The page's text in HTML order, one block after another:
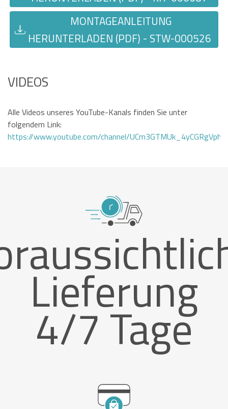
MONTAGEANLEITUNG
HERUNTERLADEN (PDF) - STW-000526
VIDEOS
Alle Videos unseres YouTube-Kanals finden Sie unter
folgendem Link:
https://www.youtube.com/channel/
Lieferung
4/7 Tage